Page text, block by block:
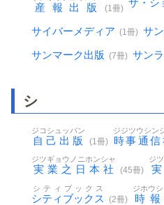
産報出版 (1冊)
サイバーメディア (1冊) サ
サンマーク出版 (7冊) サン
シ
自己出版
ジコシュッパン
(1冊) 時事通信
ジジツウシン
実業之日本社
ジツギョウノニホンシャ
(45冊)
ジ
シティブックス
シティブックス
(2冊) 時
ジホウ